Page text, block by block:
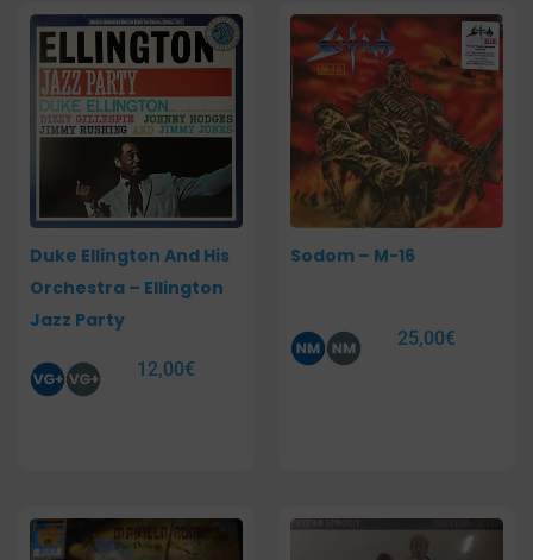
Duke Ellington And His
Orchestra – Ellington
Jazz Party
12,00€
Sodom – M-16
25,00€
PaginaPagina